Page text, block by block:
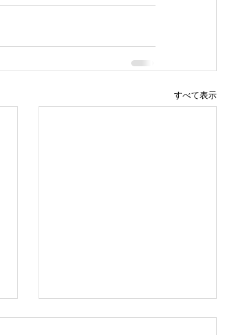
すべて表示